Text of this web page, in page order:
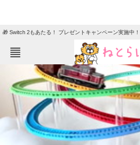
🎁 Switch 2もあたる！ プレゼントキャンペーン実施中！
ねとらぼメニュー
TOP ニュース
エンタメ クイズ
グルメ 地域
教育・育児